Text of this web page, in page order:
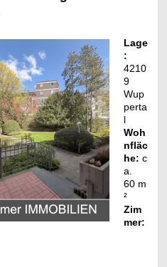
Lage
:
4210
9
Wup
perta
l
Woh
nfläc
he: c
a.
60 m
²
Zim
mer: